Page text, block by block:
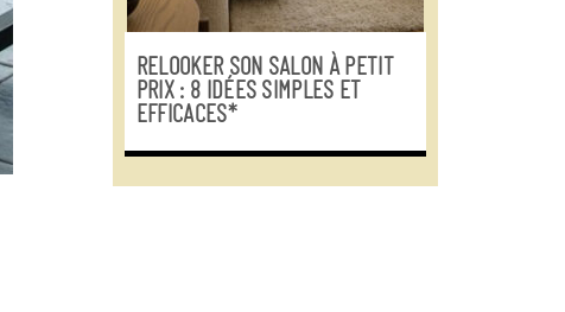
RELOOKER SON SALON À PETIT
PRIX : 8 IDÉES SIMPLES ET
EFFICACES*